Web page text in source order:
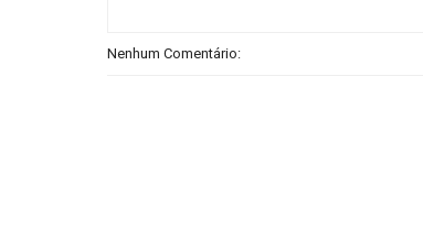
Nenhum Comentário: